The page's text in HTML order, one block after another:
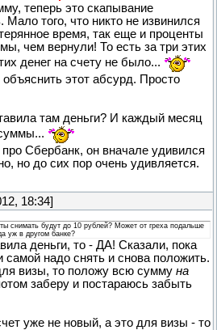
теперь это скапывание
Мало того, что никто не извинился
время, так еще и проценты
чем вернули! То есть за три этих
денег на счету не было...
этот абсурд. Просто
там деньги? И каждый месяц
Сбербанк, он вначале удивился
но до сих пор очень удивляется.
18:34]
снимать будут до 10 рублей? Может от греха подальше
уж в другом банке?
деньги, то - ДА! Сказали, пока
самой надо снять и снова положить.
визы, то положу всю сумму на
заберу и постараюсь забыть
уже не новый, а это для визы - то